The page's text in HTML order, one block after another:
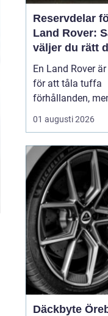
Reservdelar
Land Rover:
väljer du rätt
för lång
och trygg
En Land Rover
för att tåla tuffa
förhållanden,
den mest robusta
slits med tiden.
drivlina börjar ge
avgör valet av
bilen kommer att
01 augusti 2026
Däckbyte